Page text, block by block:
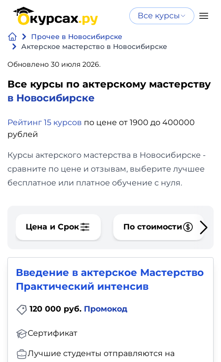
Все курсы
Прочее в Новосибирске
Актерское мастерство в Новосибирске
Обновлено 30 июля 2026.
Все курсы по актерскому мастерству
в Новосибирске
Рейтинг 15 курсов по цене от 1900 до 400000
рублей
Курсы актерского мастерства в Новосибирске -
сравните по цене и отзывам, выберите лучшее
бесплатное или платное обучение с нуля.
Цена и Срок По стоимости
Введение в актерское Мастерство
Практический интенсив
120 000 руб. Промокод
Сертификат
Лучшие студенты отправляются на
Нейросеть
и ИИ
Бизнес
финансы
Дизайн
Аналитика
фото,
аудио
Иностранный
язык
Для
детей
Нейросеть и ИИ
интеллекту
Курсы по нейросетям